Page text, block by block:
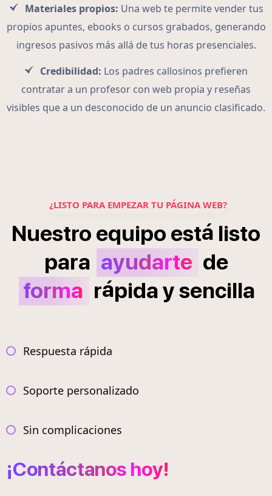
Materiales propios: Una web te permite vender tus
propios apuntes, ebooks o cursos grabados, generando
ingresos pasivos más allá de tus horas presenciales.
Credibilidad: Los padres callosinos prefieren
contratar a un profesor con web propia y reseñas
visibles que a un desconocido de un anuncio clasificado.
¿LISTO PARA EMPEZAR TU PÁGINA WEB?
Nuestro equipo está listo
para ayudarte de
forma rápidaysencilla
Respuesta rápida
Soporte personalizado
Sin complicaciones
¡Contáctanos hoy!